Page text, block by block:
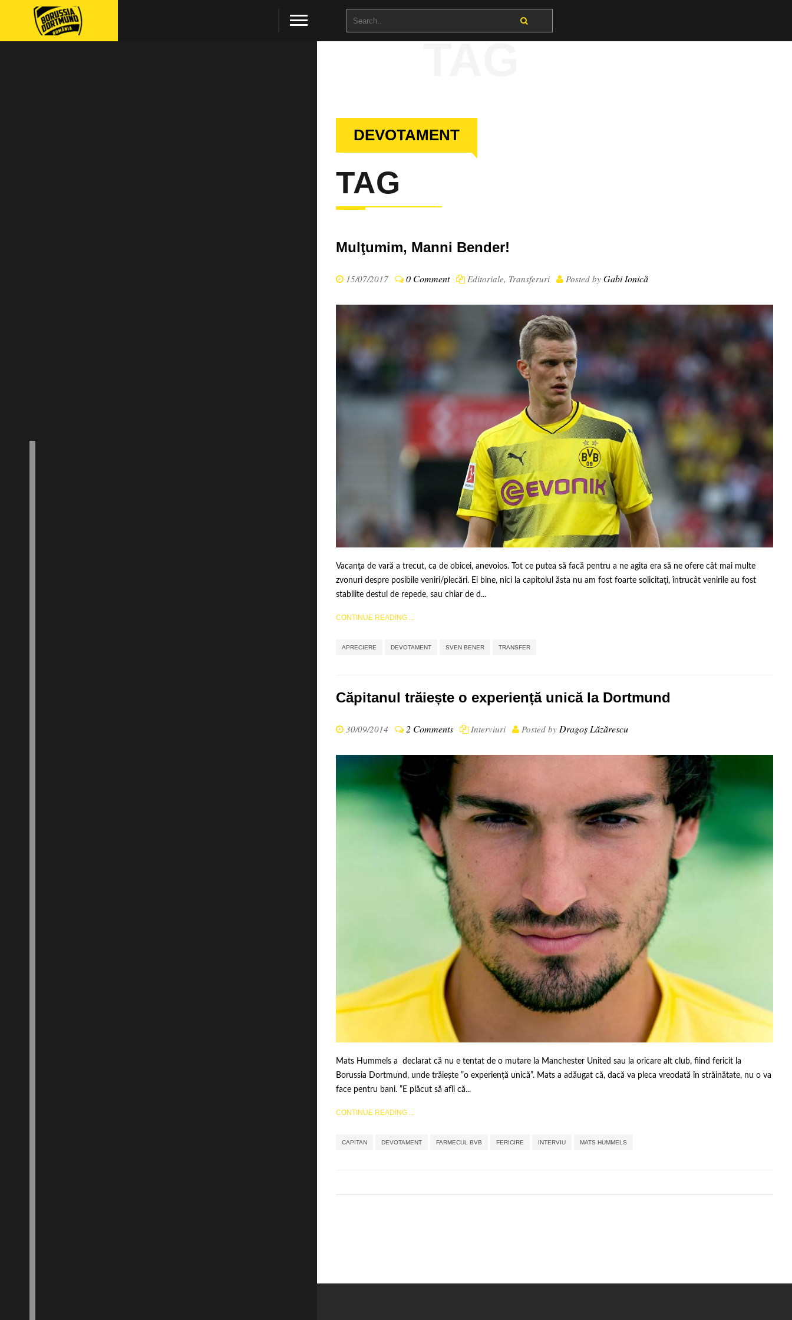
DEVOTAMENT
TAG
Mulţumim, Manni Bender!
15/07/2017 0 Comment Editoriale, Transferuri Posted by Gabi Ionică
Vacanţa de vară a trecut, ca de obicei, anevoios. Tot ce putea să facă pentru a ne agita era să ne ofere cât mai multe
zvonuri despre posibile veniri/plecări. Ei bine, nici la capitolul ăsta nu am fost foarte solicitaţi, întrucât venirile au fost
stabilite destul de repede, sau chiar de d...
CONTINUE READING ...
APRECIERE DEVOTAMENT SVEN BENER TRANSFER
Căpitanul trăiește o experiență unică la Dortmund
30/09/2014 2 Comments Interviuri Posted by Dragoș Lăzărescu
Mats Hummels a declarat că nu e tentat de o mutare la Manchester United sau la oricare alt club, fiind fericit la
Borussia Dortmund, unde trăiește ”o experiență unică”. Mats a adăugat că, dacă va pleca vreodată în străinătate, nu o va
face pentru bani. ”E plăcut să afli că...
CONTINUE READING ...
CAPITAN DEVOTAMENT FARMECUL BVB FERICIRE INTERVIU MATS HUMMELS